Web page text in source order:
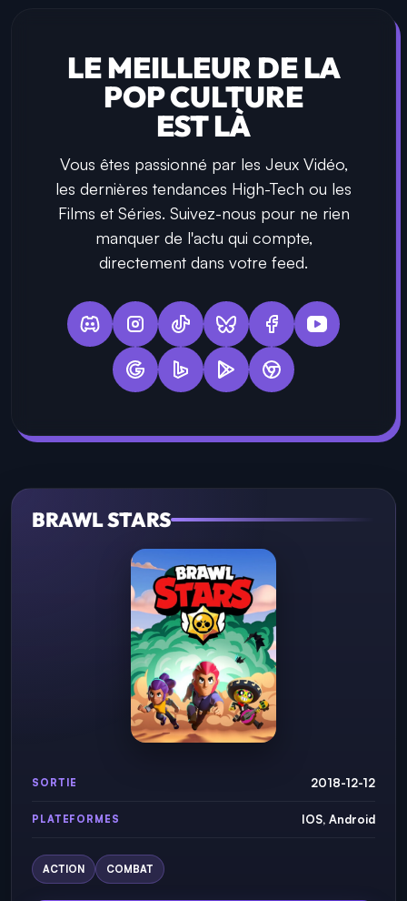
LE MEILLEUR DE LA
POP CULTURE
EST LÀ
Vous êtes passionné par les Jeux Vidéo,
les dernières tendances High-Tech ou les
Films et Séries. Suivez-nous pour ne rien
manquer de l'actu qui compte,
directement dans votre feed.
BRAWL STARS
SORTIE 2018-12-12
PLATEFORMES IOS, Android
ACTION COMBAT